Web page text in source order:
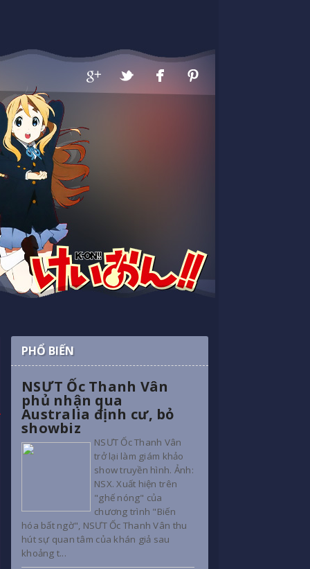
PHỔ BIẾN
NSƯT Ốc Thanh Vân
phủ nhận qua
Australia định cư, bỏ
showbiz
NSƯT Ốc Thanh Vân
trở lại làm giám khảo
show truyền hình. Ảnh:
NSX. Xuất hiện trên
"ghế nóng" của
chương trình "Biến
hóa bất ngờ", NSƯT Ốc Thanh Vân thu
hút sự quan tâm của khán giả sau
khoảng t...